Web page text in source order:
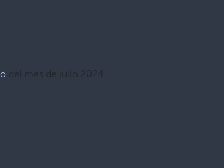
del mes de julio 2024.